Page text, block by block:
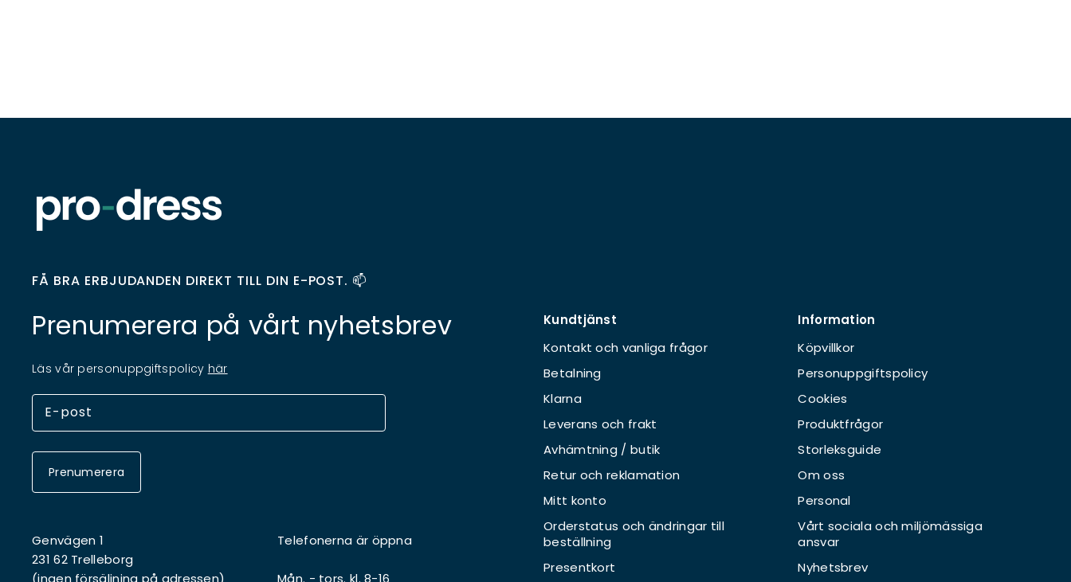
FÅ BRA ERBJUDANDEN DIREKT TILL DIN E-POST. 📫
Prenumerera på vårt nyhetsbrev
Läs vår personuppgiftspolicy här
Prenumerera
Genvägen 1
231 62 Trelleborg
(ingen försäljning på adressen)
Telefonerna är öppna
Mån. - tors. kl. 8-16
Kundtjänst
Kontakt och vanliga frågor
Betalning
Klarna
Leverans och frakt
Avhämtning / butik
Retur och reklamation
Mitt konto
Orderstatus och ändringar till
beställning
Presentkort
Information
Köpvillkor
Personuppgiftspolicy
Cookies
Produktfrågor
Storleksguide
Om oss
Personal
Vårt sociala och miljömässiga
ansvar
Nyhetsbrev